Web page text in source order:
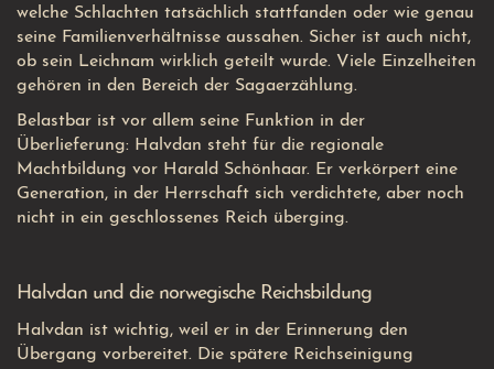
welche Schlachten tatsächlich stattfanden oder wie genau
seine Familienverhältnisse aussahen. Sicher ist auch nicht,
ob sein Leichnam wirklich geteilt wurde. Viele Einzelheiten
gehören in den Bereich der Sagaerzählung.
Belastbar ist vor allem seine Funktion in der
Überlieferung: Halvdan steht für die regionale
Machtbildung vor Harald Schönhaar. Er verkörpert eine
Generation, in der Herrschaft sich verdichtete, aber noch
nicht in ein geschlossenes Reich überging.
Halvdan und die norwegische Reichsbildung
Halvdan ist wichtig, weil er in der Erinnerung den
Übergang vorbereitet. Die spätere Reichseinigung